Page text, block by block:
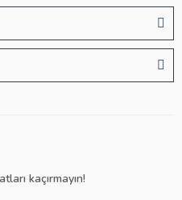
kaçırmayın!